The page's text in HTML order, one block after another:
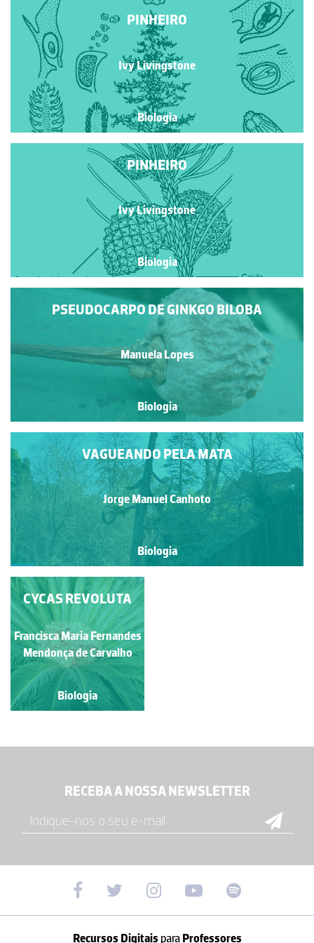
PINHEIRO
Ivy Livingstone
Biologia
PINHEIRO
Ivy Livingstone
Biologia
PSEUDOCARPO DE GINKGO BILOBA
Manuela Lopes
Biologia
VAGUEANDO PELA MATA
Jorge Manuel Canhoto
Biologia
SEMENTES DE TEIXO
Rubim Manuel Almeida da
Silva
Biologia
CYCAS REVOLUTA
Francisca Maria Fernandes
Mendonça de Carvalho
Biologia
RECEBA A NOSSA NEWSLETTER
Recursos Digitais paraProfessores